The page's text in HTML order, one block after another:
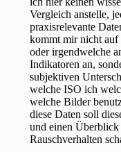
Vergleich anstelle,
praxisrelevante
kommt mir nicht auf
oder irgendwelche
Indikatoren an,
subjektiven
welche ISO ich
welche Bilder
diese Daten soll
und einen Überblick
Rauschverhalten